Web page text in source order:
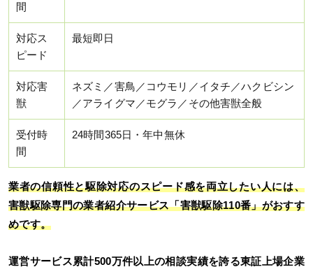
間
対応ス
ピード
最短即日
対応害
獣
ネズミ／害鳥／コウモリ／イタチ／ハクビシン
／アライグマ／モグラ／その他害獣全般
受付時
間
24時間365日・年中無休
業者の信頼性と駆除対応のスピード感を両立したい人には、
害獣駆除専門の業者紹介サービス「害獣駆除110番」がおすす
めです。
運営サービス累計500万件以上の相談実績を誇る東証上場企業